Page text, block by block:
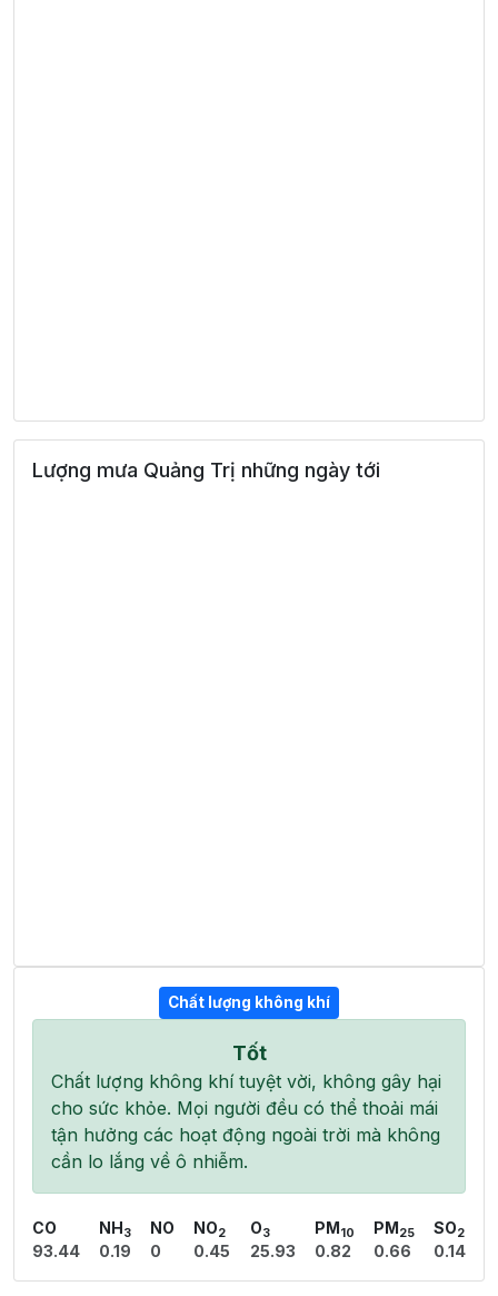
Lượng mưa Quảng Trị những ngày tới
Chất lượng không khí
Tốt
Chất lượng không khí tuyệt vời, không gây hại
cho sức khỏe. Mọi người đều có thể thoải mái
tận hưởng các hoạt động ngoài trời mà không
cần lo lắng về ô nhiễm.
CO
93.44
NH 3
0.19
NO
0
NO2
0.45
O3
25.93
PM 10
0.82
PM 25
0.66
SO2
0.14